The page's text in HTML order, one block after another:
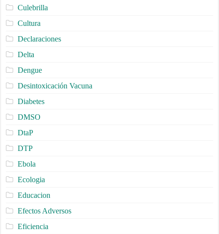
Culebrilla
Cultura
Declaraciones
Delta
Dengue
Desintoxicación Vacuna
Diabetes
DMSO
DtaP
DTP
Ebola
Ecologia
Educacion
Efectos Adversos
Eficiencia